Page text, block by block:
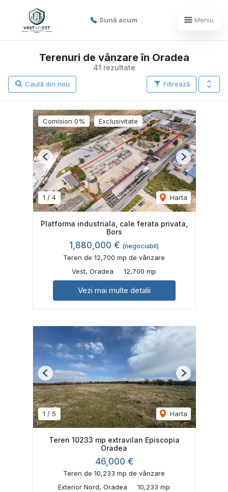
Sună acum Meniu
41 rezultate
Terenuri de vânzare în Oradea
Filtrează
Caută din nou
Comision 0% Exclusivitate
1 / 4 Harta
Previous Next
Platforma industriala, cale ferata privata,
Bors
1,880,000 € (negociabil)
Teren de 12,700 mp de vânzare
Vest, Oradea
12,700 mp
Vezi mai multe detalii
1 / 5 Harta
Previous Next
Teren 10233 mp extravilan Episcopia
Oradea
46,000 €
Teren de 10,233 mp de vânzare
Exterior Nord, Oradea
10,233 mp